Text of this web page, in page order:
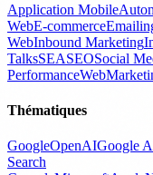
Application Mobile
WebE-commerce
WebInbound Marketing
TalksSEASEOSocial
Performance
Thématiques
GoogleOpenAIGoogle
Search